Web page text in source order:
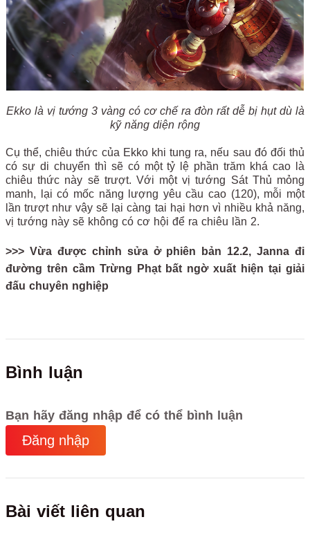
Ekko là vị tướng 3 vàng có cơ chế ra đòn rất dễ bị hụt dù là
kỹ năng diện rộng
Cụ thể, chiêu thức của Ekko khi tung ra, nếu sau đó đối thủ
có sự di chuyển thì sẽ có một tỷ lệ phần trăm khá cao là
chiêu thức này sẽ trượt. Với một vị tướng Sát Thủ mỏng
manh, lại có mốc năng lượng yêu cầu cao (120), mỗi một
lần trượt như vậy sẽ lại càng tai hại hơn vì nhiều khả năng,
vị tướng này sẽ không có cơ hội để ra chiêu lần 2.
>>> Vừa được chỉnh sửa ở phiên bản 12.2, Janna đi
đường trên cầm Trừng Phạt bất ngờ xuất hiện tại giải
đấu chuyên nghiệp
Bình luận
Bạn hãy đăng nhập để có thể bình luận
Đăng nhập
Bài viết liên quan